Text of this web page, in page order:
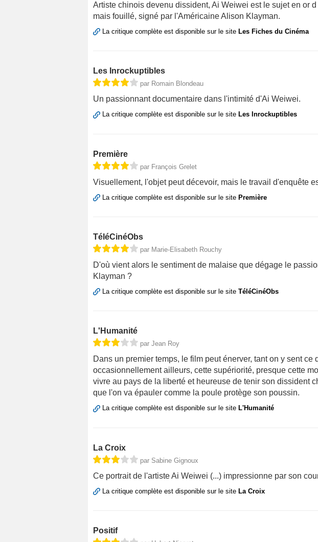
Artiste chinois devenu dissident, Ai Weiwei est le sujet en or
mais fouillé, signé par l'Américaine Alison Klayman.
La critique complète est disponible sur le site Les Fiches du Cinéma
Les Inrockuptibles
par Romain Blondeau
Un passionnant documentaire dans l'intimité d'Ai Weiwei.
La critique complète est disponible sur le site Les Inrockuptibles
Première
par François Grelet
Visuellement, l'objet peut décevoir, mais le travail d'enquête
La critique complète est disponible sur le site Première
TéléCinéObs
par Marie-Elisabeth Rouchy
D'où vient alors le sentiment de malaise que dégage le
Klayman ?
La critique complète est disponible sur le site TéléCinéObs
L'Humanité
par Jean Roy
Dans un premier temps, le film peut énerver, tant on y sent ce
occasionnellement ailleurs, cette supériorité, presque cette
vivre au pays de la liberté et heureuse de tenir son dissident
que l'on va épauler comme la poule protège son poussin.
La critique complète est disponible sur le site L'Humanité
La Croix
par Sabine Gignoux
Ce portrait de l'artiste Ai Weiwei (...) impressionne par son
La critique complète est disponible sur le site La Croix
Positif